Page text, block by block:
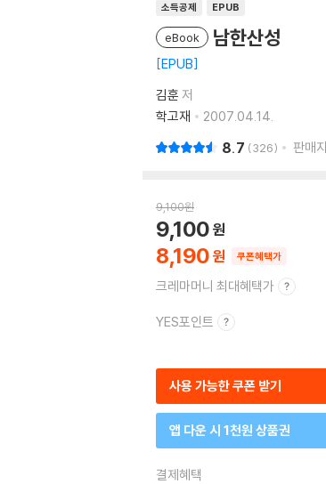
소득공제 EPUB
eBook 남한산성
EPUB
김훈 저
학고재
2007.04.14.
8.7 326 판매
9,100원
8,190
9,100
쿠폰혜택가
크레마머니 최대혜택가
YES포인트
사용 가능한 쿠폰 받기
앱 다운 시 1천원 상품권
결제혜택